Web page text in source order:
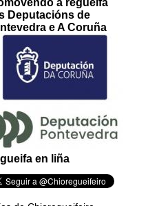
Deputacións de
e A Coruña
en liña